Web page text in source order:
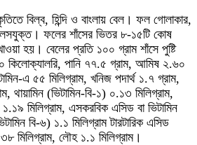
বিল্ব, হিন্দি ও বাংলায় বেল। ফল গোলাকার,
ফলের শাঁসের ভিতর ৮-১৫টি কোষ
হয়। বেলের প্রতি ১০০ গ্রাম শাঁসে পুষ্টি
কিলোক্যালরি, পানি ৭৭.৫ গ্রাম, আমিষ ২.৬০
এ ৫৫ মিলিগ্রাম, খনিজ পদার্থ ১.৭ গ্রাম,
থায়ামিন (ভিটামিন-বি-১) ০.১৩ মিলিগ্রাম,
মিলিগ্রাম, এসকরবিক এসিড বা ভিটামিন
বি-৬) ১.১ মিলিগ্রাম টারটারিক এসিড
মিলিগ্রাম, লৌহ ১.১ মিলিগ্রাম।